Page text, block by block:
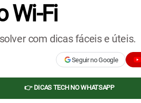
Wi-Fi
com dicas fáceis e úteis.
Seguir no Google
👉 DICAS TECH NO WHATSAPP